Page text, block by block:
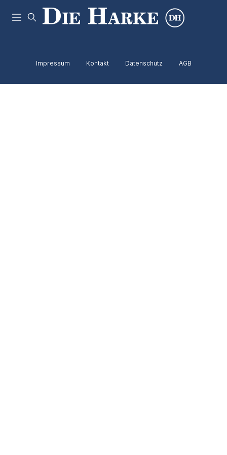
Impressum Kontakt Datenschutz AGB